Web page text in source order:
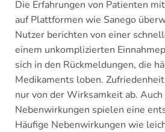
Die Erfahrungen von Patienten
auf Plattformen wie Sanego
Nutzer berichten von einer
einem unkomplizierten
sich in den Rückmeldungen, die
Medikaments loben.
nur von der Wirksamkeit ab.
Nebenwirkungen spielen eine
Häufige Nebenwirkungen wie